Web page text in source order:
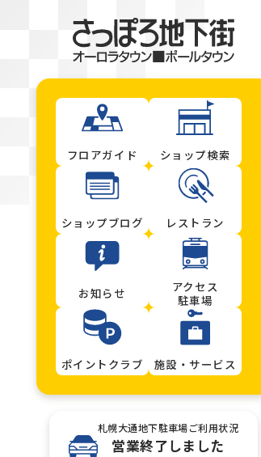
フロアガイド ショップ検索
ショップブログ レストラン
お知らせ
アクセス
駐車場
ポイントクラブ 施設・サービス
札幌大通地下駐車場ご利用状況
営業終了しました